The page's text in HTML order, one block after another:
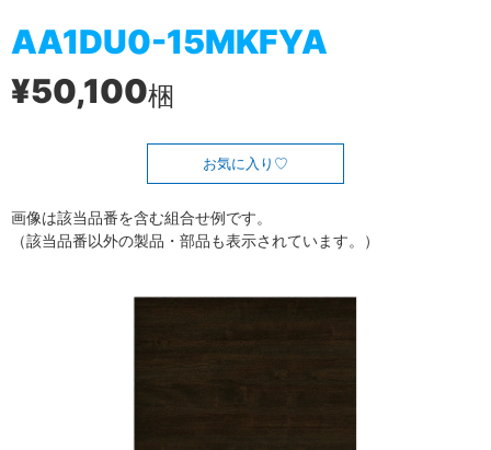
AA1DU0-15MKFYA
¥50,100梱
お気に入り
画像は該当品番を含む組合せ例です。
（該当品番以外の製品・部品も表示されています。）